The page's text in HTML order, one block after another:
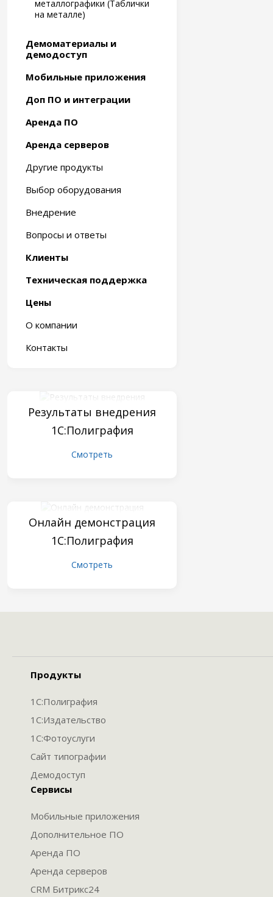
металлографики (Таблички
на металле)
Демоматериалы и
демодоступ
Мобильные приложения
Доп ПО и интеграции
Аренда ПО
Аренда серверов
Другие продукты
Выбор оборудования
Внедрение
Вопросы и ответы
Клиенты
Техническая поддержка
Цены
О компании
Контакты
Результаты внедрения
1С:Полиграфия
Смотреть
Онлайн демонстрация
1С:Полиграфия
Смотреть
Продукты
1С:Полиграфия
1С:Издательство
1С:Фотоуслуги
Сайт типографии
Демодоступ
Сервисы
Мобильные приложения
Дополнительное ПО
Аренда ПО
Аренда серверов
CRM Битрикс24